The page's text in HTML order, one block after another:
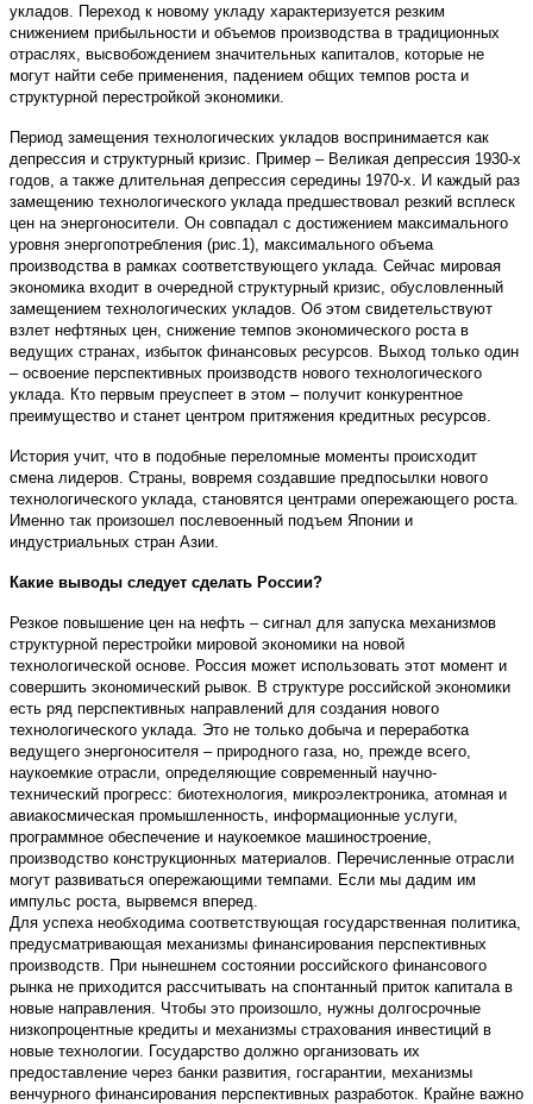
укладов. Переход к новому укладу характеризуется резким
снижением прибыльности и объемов производства в традиционных
отраслях, высвобождением значительных капиталов, которые не
могут найти себе применения, падением общих темпов роста и
структурной перестройкой экономики.
Период замещения технологических укладов воспринимается как
депрессия и структурный кризис. Пример – Великая депрессия 1930-х
годов, а также длительная депрессия середины 1970-х. И каждый раз
замещению технологического уклада предшествовал резкий всплеск
цен на энергоносители. Он совпадал с достижением максимального
уровня энергопотребления (рис.1), максимального объема
производства в рамках соответствующего уклада. Сейчас мировая
экономика входит в очередной структурный кризис, обусловленный
замещением технологических укладов. Об этом свидетельствуют
взлет нефтяных цен, снижение темпов экономического роста в
ведущих странах, избыток финансовых ресурсов. Выход только один
– освоение перспективных производств нового технологического
уклада. Кто первым преуспеет в этом – получит конкурентное
преимущество и станет центром притяжения кредитных ресурсов.
История учит, что в подобные переломные моменты происходит
смена лидеров. Страны, вовремя создавшие предпосылки нового
технологического уклада, становятся центрами опережающего роста.
Именно так произошел послевоенный подъем Японии и
индустриальных стран Азии.
Какие выводы следует сделать России?
Резкое повышение цен на нефть – сигнал для запуска механизмов
структурной перестройки мировой экономики на новой
технологической основе. Россия может использовать этот момент и
совершить экономический рывок. В структуре российской экономики
есть ряд перспективных направлений для создания нового
технологического уклада. Это не только добыча и переработка
ведущего энергоносителя – природного газа, но, прежде всего,
наукоемкие отрасли, определяющие современный научно-
технический прогресс: биотехнология, микроэлектроника, атомная и
авиакосмическая промышленность, информационные услуги,
программное обеспечение и наукоемкое машиностроение,
производство конструкционных материалов. Перечисленные отрасли
могут развиваться опережающими темпами. Если мы дадим им
импульс роста, вырвемся вперед.
Для успеха необходима соответствующая государственная политика,
предусматривающая механизмы финансирования перспективных
производств. При нынешнем состоянии российского финансового
рынка не приходится рассчитывать на спонтанный приток капитала в
новые направления. Чтобы это произошло, нужны долгосрочные
низкопроцентные кредиты и механизмы страхования инвестиций в
новые технологии. Государство должно организовать их
предоставление через банки развития, госгарантии, механизмы
венчурного финансирования перспективных разработок. Крайне важно